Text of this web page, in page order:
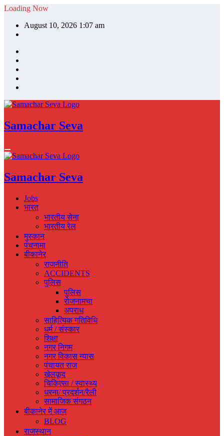
Skip
content
Loading Now
August 10, 2026 1:07 am
Samachar Seva
Samachar Seva
Jobs
भारत
भारतीय सेना
भारतीय रेल
मुस्‍कान
पंचनामा
बीकानेर
राजनीति
ACCIDENTS
पुलिस
पुलिस
रोजनामचा
अपराध
साहित्यिक गतिविधि
धर्म / संस्‍कार
शिक्षा
नगर निगम
नगर विकास न्‍यास
पंचायत राज
खेलकूद
चिकित्‍सा / स्‍वास्‍थ्‍य
धरना/ प्रदर्शन/रैली
सामाजिक संगठन
बीकानेर में आज
BLOG
राजस्‍थान